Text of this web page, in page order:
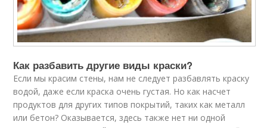
Как разбавить другие виды краски?
Если мы красим стены, нам не следует разбавлять краску
водой, даже если краска очень густая. Но как насчет
продуктов для других типов покрытий, таких как металл
или бетон? Оказывается, здесь также нет ни одной